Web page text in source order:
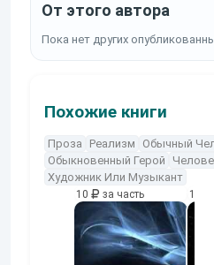
От этого автора
Пока нет других
Похожие книги
Проза Реализм
Обычный
Обыкновенный Герой
Художник Или Музыкант
10 за часть 10